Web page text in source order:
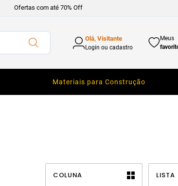
Ofertas com até 70% Off
Olá, Visitante
Login ou cadastro
Meus
Materiais para Construção
COLUNA LISTA